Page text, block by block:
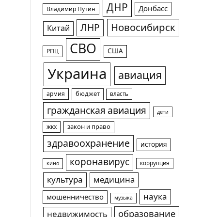
Владимир Путин ДНР Донбасс
Китай ЛНР Новосибирск
РПЦ СВО США
Украина авиация
армия бюджет власть
гражданская авиация дети
жкх закон и право
здравоохранение история
кино коронавирус коррупция
культура медицина
мошенничество музыка
наука
недвижимость
образование